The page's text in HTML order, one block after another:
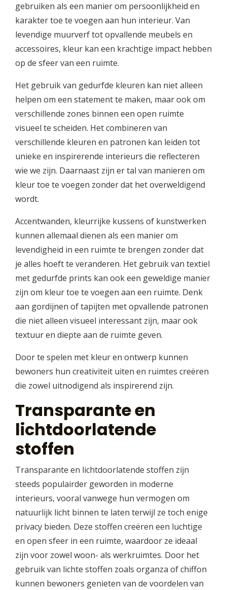
gebruiken als een manier om persoonlijkheid en
karakter toe te voegen aan hun interieur. Van
levendige muurverf tot opvallende meubels en
accessoires, kleur kan een krachtige impact hebben
op de sfeer van een ruimte.
Het gebruik van gedurfde kleuren kan niet alleen
helpen om een statement te maken, maar ook om
verschillende zones binnen een open ruimte
visueel te scheiden. Het combineren van
verschillende kleuren en patronen kan leiden tot
unieke en inspirerende interieurs die reflecteren
wie we zijn. Daarnaast zijn er tal van manieren om
kleur toe te voegen zonder dat het overweldigend
wordt.
Accentwanden, kleurrijke kussens of kunstwerken
kunnen allemaal dienen als een manier om
levendigheid in een ruimte te brengen zonder dat
je alles hoeft te veranderen. Het gebruik van textiel
met gedurfde prints kan ook een geweldige manier
zijn om kleur toe te voegen aan een ruimte. Denk
aan gordijnen of tapijten met opvallende patronen
die niet alleen visueel interessant zijn, maar ook
textuur en diepte aan de ruimte geven.
Door te spelen met kleur en ontwerp kunnen
bewoners hun creativiteit uiten en ruimtes creëren
die zowel uitnodigend als inspirerend zijn.
Transparante en
lichtdoorlatende
stoffen
Transparante en lichtdoorlatende stoffen zijn
steeds populairder geworden in moderne
interieurs, vooral vanwege hun vermogen om
natuurlijk licht binnen te laten terwijl ze toch enige
privacy bieden. Deze stoffen creëren een luchtige
en open sfeer in een ruimte, waardoor ze ideaal
zijn voor zowel woon- als werkruimtes. Door het
gebruik van lichte stoffen zoals organza of chiffon
kunnen bewoners genieten van de voordelen van